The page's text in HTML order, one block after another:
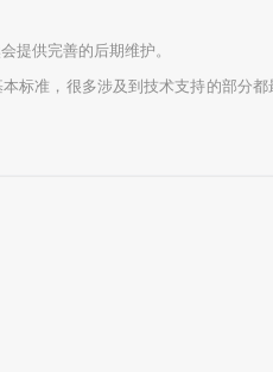
供完善的后期维护。
准，很多涉及到技术支持的部分都